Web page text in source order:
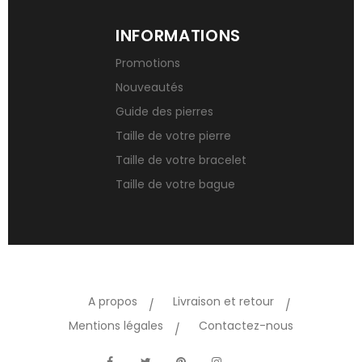
INFORMATIONS
Promotions
Nouveautés
Guide des pierres
Taille de votre pierre
Taille de votre bracelet
Taille de votre bague
A propos
Livraison et retour
Mentions légales
Contactez-nous